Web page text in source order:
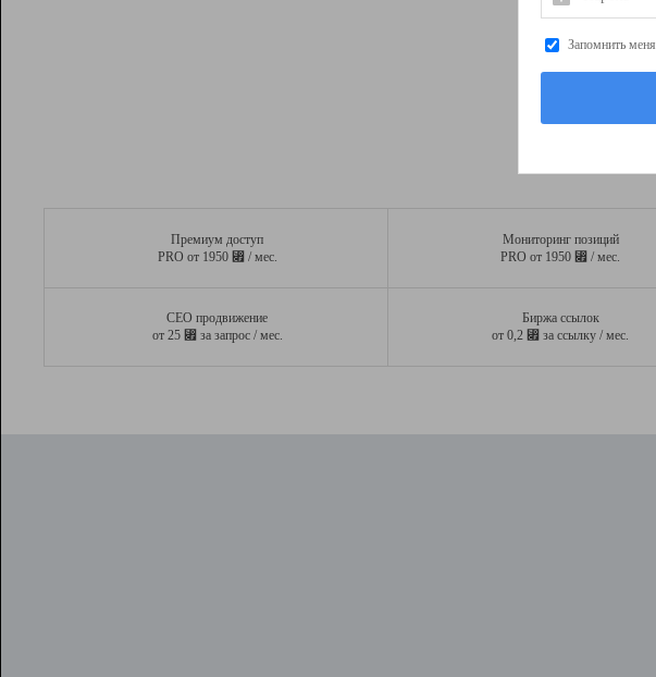
Премиум доступ
PRO от 1950 ⃏ / мес.
Мониторинг позиций
PRO от 1950 ⃏ / мес.
СЕО продвижение
от 25 ⃏ за запрос / мес.
Биржа ссылок
от 0,2 ⃏ за ссылку / мес.
Запомнить меня